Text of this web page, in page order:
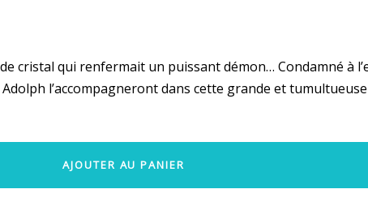
cristal qui renfermait un puissant démon… Condamné à
l’accompagneront dans cette grande et
AJOUTER AU PANIER